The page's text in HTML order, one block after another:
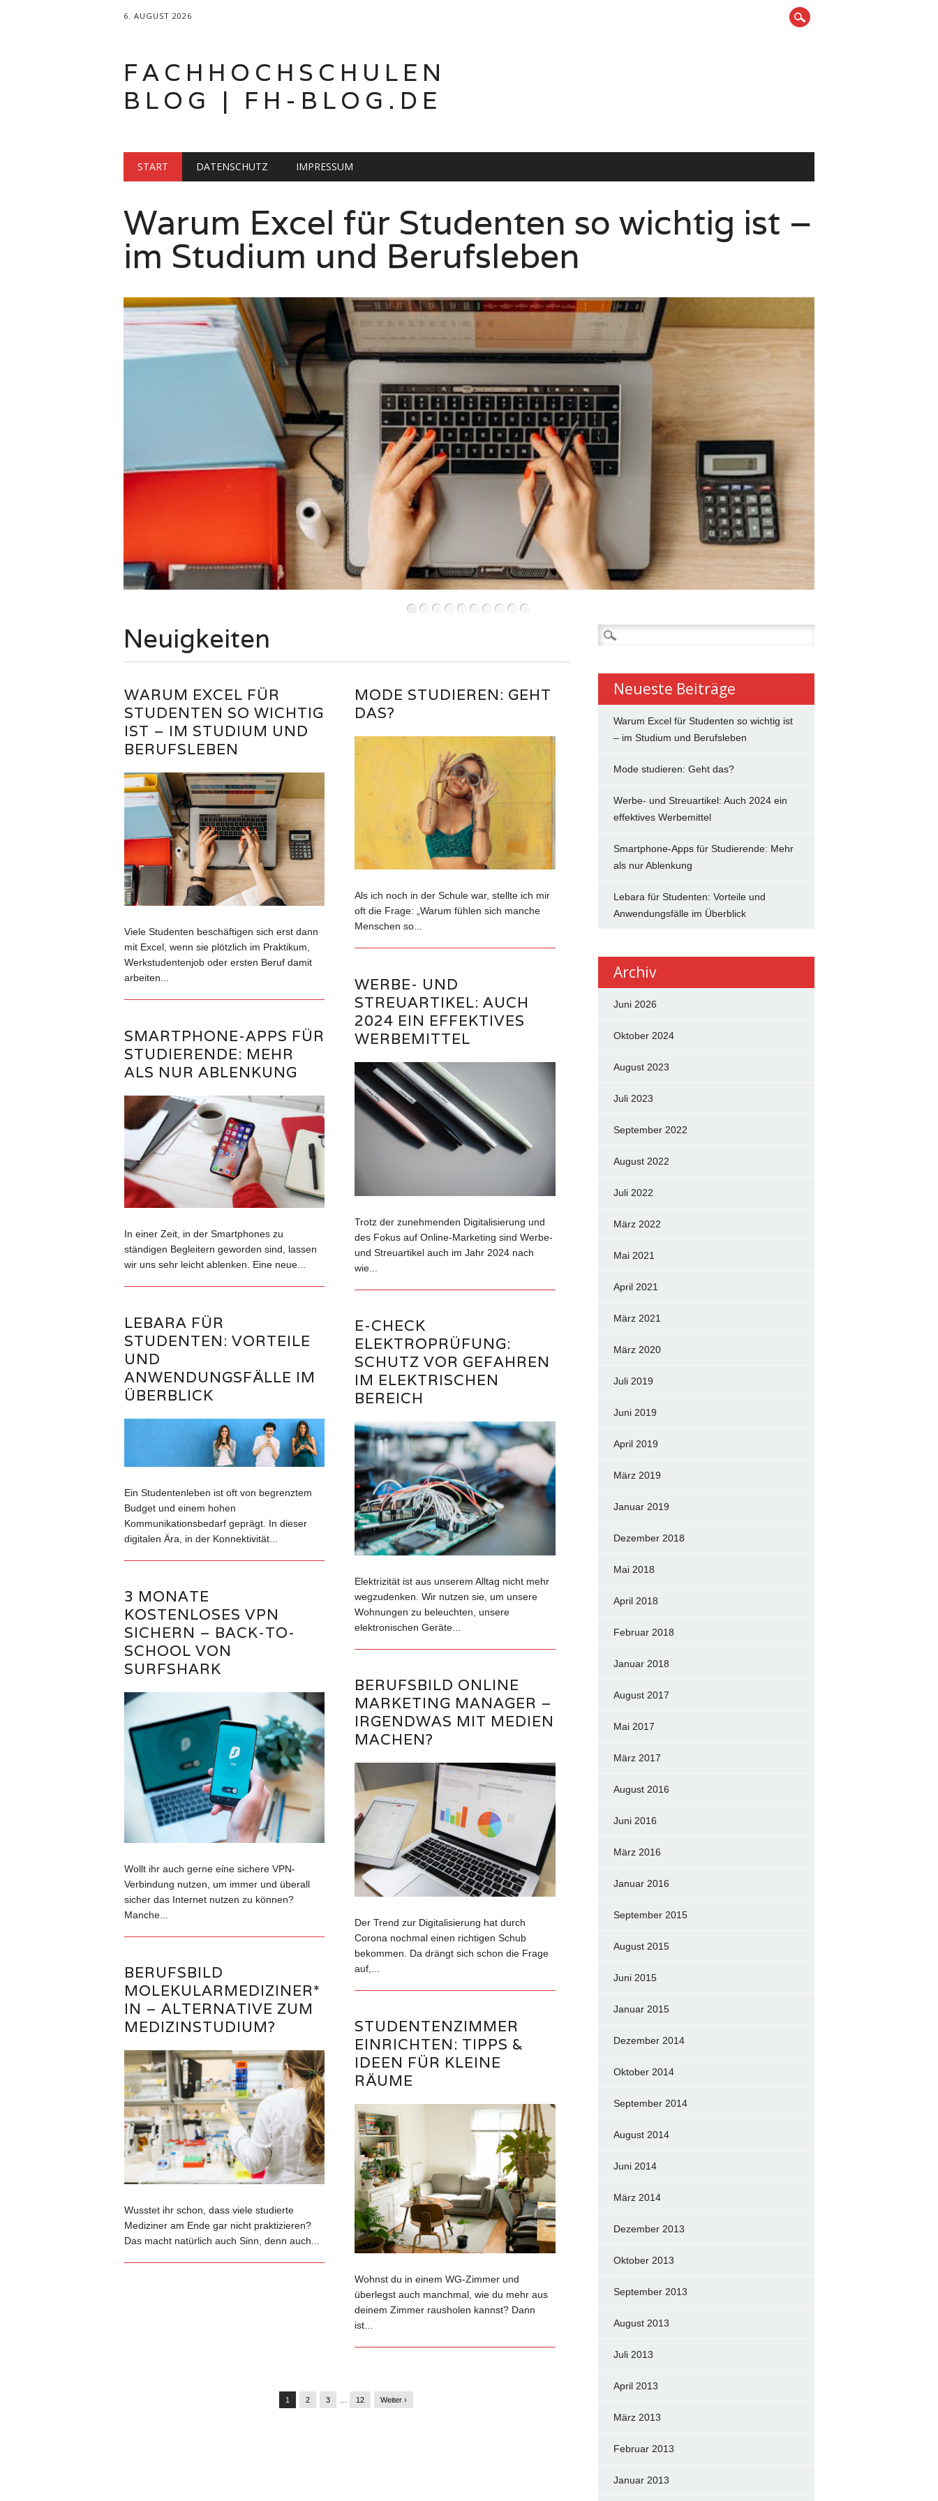
6. AUGUST 2026
FACHHOCHSCHULEN
BLOG | FH-BLOG.DE
Hauptmenü
START DATENSCHUTZ IMPRESSUM
••••••••••
Mode studieren: Geht das?
Neuigkeiten
WARUM EXCEL FÜR
STUDENTEN SO WICHTIG
IST – IM STUDIUM UND
BERUFSLEBEN
Viele Studenten beschäftigen sich erst dann
mit Excel, wenn sie plötzlich im Praktikum,
Werkstudentenjob oder ersten Beruf damit
arbeiten...
MODE STUDIEREN: GEHT
DAS?
Als ich noch in der Schule war, stellte ich mir
oft die Frage: „Warum fühlen sich manche
Menschen so...
WERBE- UND
STREUARTIKEL: AUCH
2024 EIN EFFEKTIVES
WERBEMITTEL
Trotz der zunehmenden Digitalisierung und
des Fokus auf Online-Marketing sind Werbe-
und Streuartikel auch im Jahr 2024 nach
wie...
SMARTPHONE-APPS FÜR
STUDIERENDE: MEHR
ALS NUR ABLENKUNG
In einer Zeit, in der Smartphones zu
ständigen Begleitern geworden sind, lassen
wir uns sehr leicht ablenken. Eine neue...
LEBARA FÜR
STUDENTEN: VORTEILE
UND
ANWENDUNGSFÄLLE IM
ÜBERBLICK
Ein Studentenleben ist oft von begrenztem
Budget und einem hohen
Kommunikationsbedarf geprägt. In dieser
digitalen Ära, in der Konnektivität...
E-CHECK
ELEKTROPRÜFUNG:
SCHUTZ VOR GEFAHREN
IM ELEKTRISCHEN
BEREICH
Elektrizität ist aus unserem Alltag nicht mehr
wegzudenken. Wir nutzen sie, um unsere
Wohnungen zu beleuchten, unsere
elektronischen Geräte...
3 MONATE
KOSTENLOSES VPN
SICHERN – BACK-TO-
SCHOOL VON
SURFSHARK
Wollt ihr auch gerne eine sichere VPN-
Verbindung nutzen, um immer und überall
sicher das Internet nutzen zu können?
Manche...
BERUFSBILD ONLINE
MARKETING MANAGER –
IRGENDWAS MIT MEDIEN
MACHEN?
Der Trend zur Digitalisierung hat durch
Corona nochmal einen richtigen Schub
bekommen. Da drängt sich schon die Frage
auf,...
BERUFSBILD
MOLEKULARMEDIZINER*
IN – ALTERNATIVE ZUM
MEDIZINSTUDIUM?
Wusstet ihr schon, dass viele studierte
Mediziner am Ende gar nicht praktizieren?
Das macht natürlich auch Sinn, denn auch...
STUDENTENZIMMER
EINRICHTEN: TIPPS &
IDEEN FÜR KLEINE
RÄUME
Wohnst du in einem WG-Zimmer und
überlegst auch manchmal, wie du mehr aus
deinem Zimmer rausholen kannst? Dann
ist...
1 2 3 12 Weiter ›
Suchen
nach:
Neueste Beiträge
Warum Excel für Studenten so wichtig ist
– im Studium und Berufsleben
Mode studieren: Geht das?
Werbe- und Streuartikel: Auch 2024 ein
effektives Werbemittel
Smartphone-Apps für Studierende: Mehr
als nur Ablenkung
Lebara für Studenten: Vorteile und
Anwendungsfälle im Überblick
Archiv
Juni 2026
Oktober 2024
August 2023
Juli 2023
September 2022
August 2022
Juli 2022
März 2022
Mai 2021
April 2021
März 2021
März 2020
Juli 2019
Juni 2019
April 2019
März 2019
Januar 2019
Dezember 2018
Mai 2018
April 2018
Februar 2018
Januar 2018
August 2017
Mai 2017
März 2017
August 2016
Juni 2016
März 2016
Januar 2016
September 2015
August 2015
Juni 2015
Januar 2015
Dezember 2014
Oktober 2014
September 2014
August 2014
Juni 2014
März 2014
Dezember 2013
Oktober 2013
September 2013
August 2013
Juli 2013
April 2013
März 2013
Februar 2013
Januar 2013